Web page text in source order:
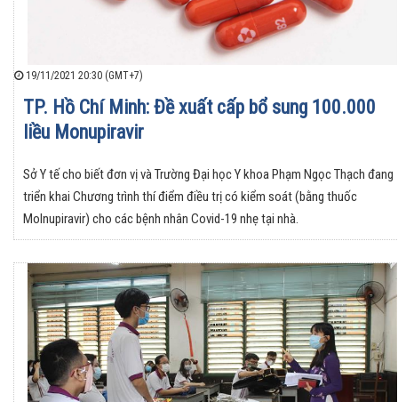
19/11/2021 20:30 (GMT+7)
TP. Hồ Chí Minh: Đề xuất cấp bổ sung 100.000
liều Monupiravir
Sở Y tế cho biết đơn vị và Trường Đại học Y khoa Phạm Ngọc Thạch đang
triển khai Chương trình thí điểm điều trị có kiểm soát (bằng thuốc
Molnupiravir) cho các bệnh nhân Covid-19 nhẹ tại nhà.